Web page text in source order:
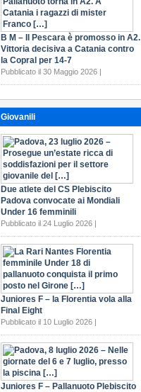
B M – Il Pescara è promosso in A2.
Vittoria decisiva a Catania contro
la Copral per 14-7
Pubblicato il 30 Maggio 2026 |
Giovanili
Due atlete del CS Plebiscito
Padova convocate ai Mondiali
Under 16 femminili
Pubblicato il 24 Luglio 2026 |
Juniores F – la Florentia vola alla
Final Eight
Pubblicato il 10 Luglio 2026 |
Juniores F – Pallanuoto Plebiscito